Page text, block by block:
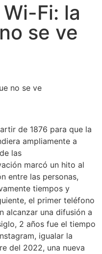
Fi: la
se ve
no se ve
de 1876 para que la
ampliamente a
las
marcó un hito al
entre las personas,
tiempos y
el primer teléfono
alcanzar una difusión a
2 años fue el tiempo
igualar la
del 2022, una nueva